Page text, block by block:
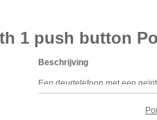
1 push button
Beschrijving
Een deurtelefoon met een
SIPdirect aan te sluiten op de
voorzien van Full Duplex audio.